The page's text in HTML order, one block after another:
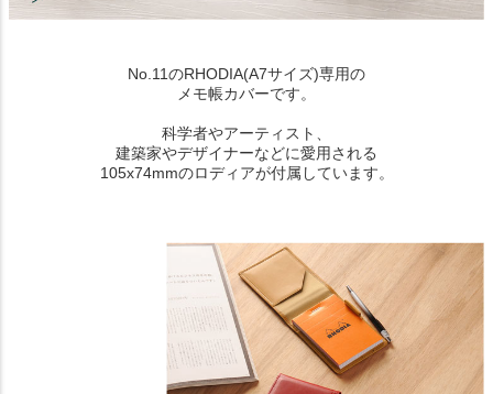
No.11のRHODIA(A7サイズ)専用の
メモ帳カバーです。
科学者やアーティスト、
建築家やデザイナーなどに愛用される
105x74mmのロディアが付属しています。